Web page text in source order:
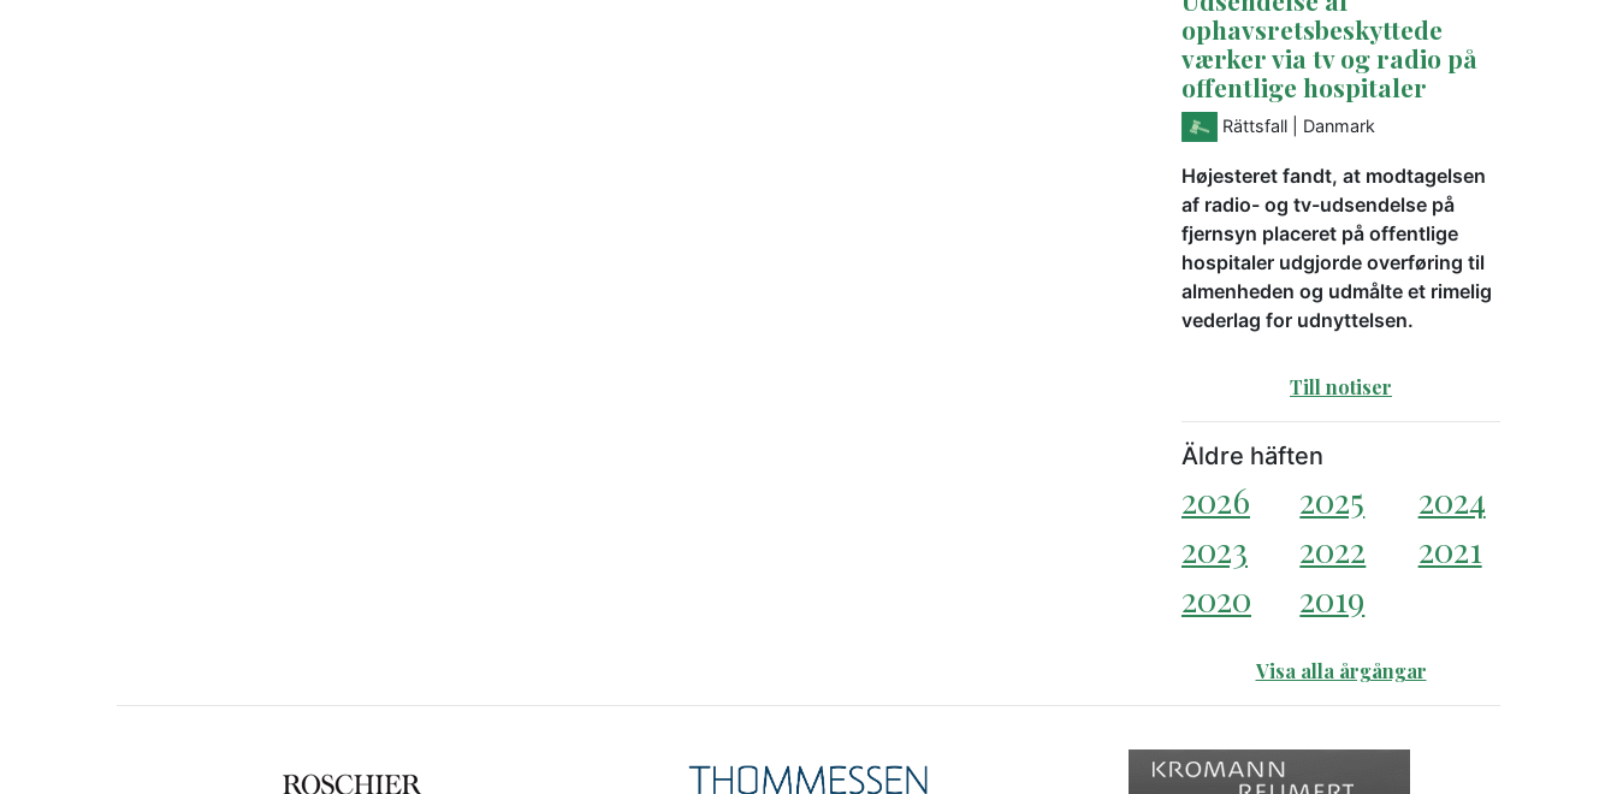
ophavsretsbeskyttede
værker via tv og radio på
offentlige hospitaler
Rättsfall | Danmark
Højesteret fandt, at modtagelsen
af radio- og tv-udsendelse på
fjernsyn placeret på offentlige
hospitaler udgjorde overføring til
almenheden og udmålte et rimelig
vederlag for udnyttelsen.
Till notiser
Äldre häften
2026 2025
2024
2023
2022
2021
2020
2019
Visa alla årgångar